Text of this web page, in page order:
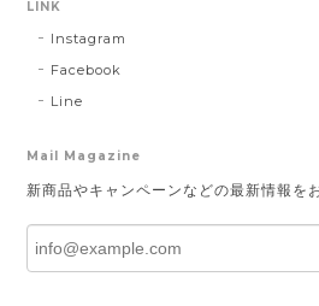
LINK
Instagram
Facebook
Line
Mail Magazine
新商品やキャンペーンなどの最新情報を